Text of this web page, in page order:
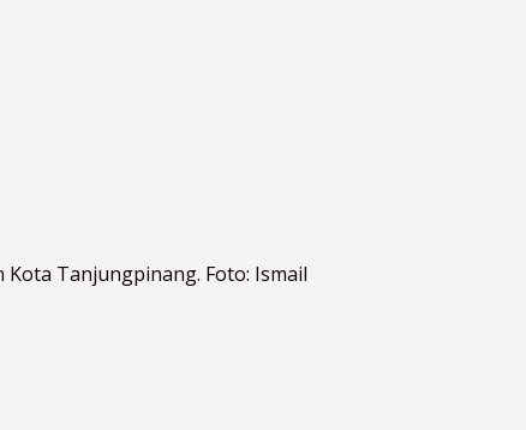
Kota Tanjungpinang. Foto: Ismail